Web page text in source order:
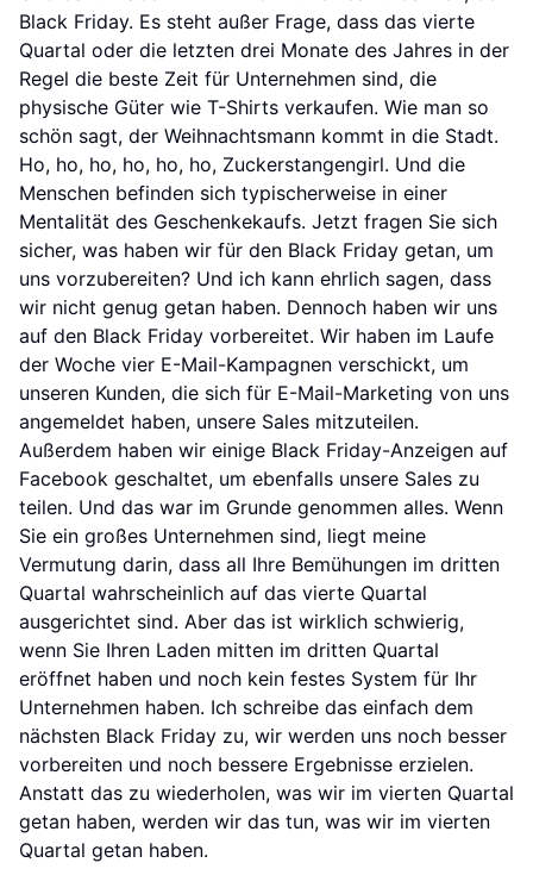
Black Friday. Es steht außer Frage, dass das vierte
Quartal oder die letzten drei Monate des Jahres in der
Regel die beste Zeit für Unternehmen sind, die
physische Güter wie T-Shirts verkaufen. Wie man so
schön sagt, der Weihnachtsmann kommt in die Stadt.
Ho, ho, ho, ho, ho, ho, Zuckerstangengirl. Und die
Menschen befinden sich typischerweise in einer
Mentalität des Geschenkekaufs. Jetzt fragen Sie sich
sicher, was haben wir für den Black Friday getan, um
uns vorzubereiten? Und ich kann ehrlich sagen, dass
wir nicht genug getan haben. Dennoch haben wir uns
auf den Black Friday vorbereitet. Wir haben im Laufe
der Woche vier E-Mail-Kampagnen verschickt, um
unseren Kunden, die sich für E-Mail-Marketing von uns
angemeldet haben, unsere Sales mitzuteilen.
Außerdem haben wir einige Black Friday-Anzeigen auf
Facebook geschaltet, um ebenfalls unsere Sales zu
teilen. Und das war im Grunde genommen alles. Wenn
Sie ein großes Unternehmen sind, liegt meine
Vermutung darin, dass all Ihre Bemühungen im dritten
Quartal wahrscheinlich auf das vierte Quartal
ausgerichtet sind. Aber das ist wirklich schwierig,
wenn Sie Ihren Laden mitten im dritten Quartal
eröffnet haben und noch kein festes System für Ihr
Unternehmen haben. Ich schreibe das einfach dem
nächsten Black Friday zu, wir werden uns noch besser
vorbereiten und noch bessere Ergebnisse erzielen.
Anstatt das zu wiederholen, was wir im vierten Quartal
getan haben, werden wir das tun, was wir im vierten
Quartal getan haben.